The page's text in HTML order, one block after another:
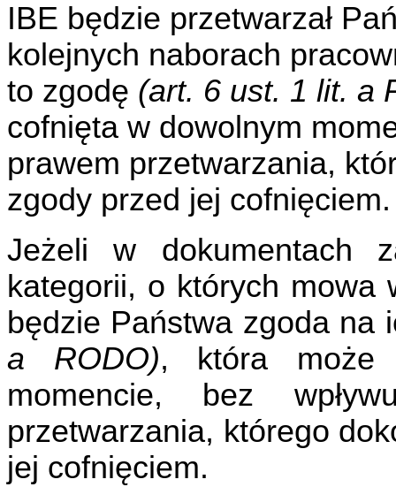
IBE będzie przetwarzał
kolejnych naborach
to zgodę (art. 6 ust. 1 lit. a
cofnięta w dowolnym
prawem przetwarzania,
zgody przed jej cofnięciem.
Jeżeli w dokumentach
kategorii, o których
będzie Państwa zgoda na
a RODO), która może
momencie, bez
przetwarzania, którego
jej cofnięciem.